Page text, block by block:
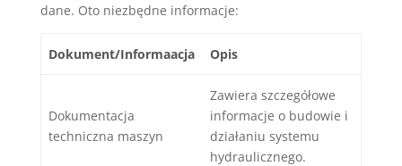
dane. Oto niezbędne informacje:
Dokument/Informaacja Opis
Dokumentacja
techniczna maszyn
Zawiera szczegółowe
informacje o budowie i
działaniu systemu
hydraulicznego.